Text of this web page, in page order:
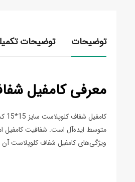
توضیحات توضیحات
معرفی کامفیل شفاف
متوسط ایده‌آل است. شفافیت کامفیل
ویژگی‌های کامفیل شفاف کلوپلاست آن